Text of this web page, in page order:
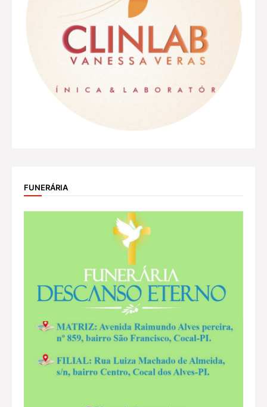
FUNERÁRIA